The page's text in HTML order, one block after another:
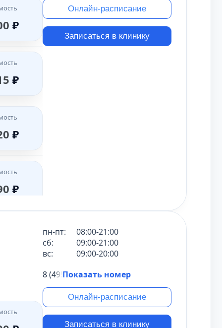
₽
₽
₽
₽
₽
₽
₽
₽
₽
₽
₽
₽
₽
₽
Онлайн-расписание
Записаться в клинику
пн-пт:
08:00-21:00
сб:
09:00-21:00
вс:
09:00-20:00
8 (495) 431-69-47
Показать номер
Онлайн-расписание
Записаться в клинику